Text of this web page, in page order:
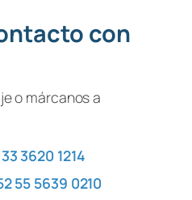
con
o márcanos a
3620 1214
55 5639 0210